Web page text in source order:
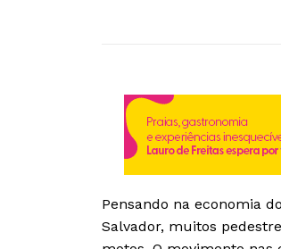
Pensando na economia
Salvador, muitos